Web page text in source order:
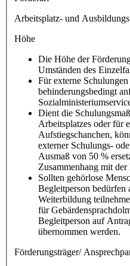
Arbeitsplatz- und
Höhe
Die Höhe der
Umständen des
Für externe
behinderungsbedingt
Dient die
Arbeitsplatzes oder für
Aufstiegschanchen,
externer Schulungs-
Ausmaß von 50 %
Zusammenhang mit
Sollten gehörlose
Begleitperson bedürfen
Weiterbildung
für
Begleitperson auf
übernommen werden.
Förderungsträger/